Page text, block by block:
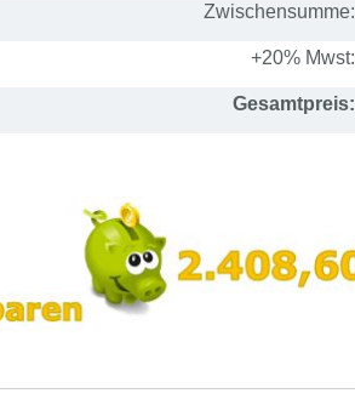
Zwischensumme:
+20% Mwst:
Gesamtpreis: